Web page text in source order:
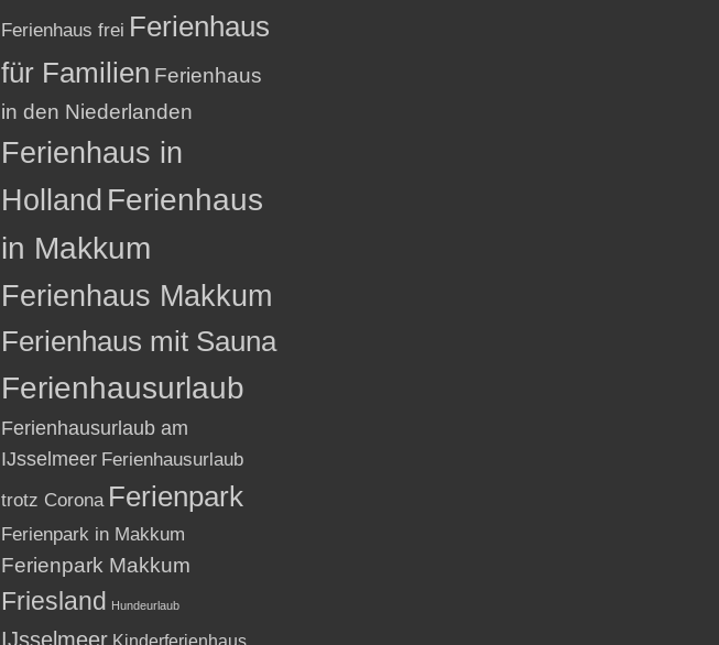
Ferienhaus frei Ferienhaus
für Familien Ferienhaus
in den Niederlanden
Ferienhaus in
Holland Ferienhaus
in Makkum
Ferienhaus Makkum
Ferienhaus mit Sauna
Ferienhausurlaub
Ferienhausurlaub am
IJsselmeer Ferienhausurlaub
trotz Corona Ferienpark
Ferienpark in Makkum
Ferienpark Makkum
Friesland Hundeurlaub
IJsselmeer Kinderferienhaus